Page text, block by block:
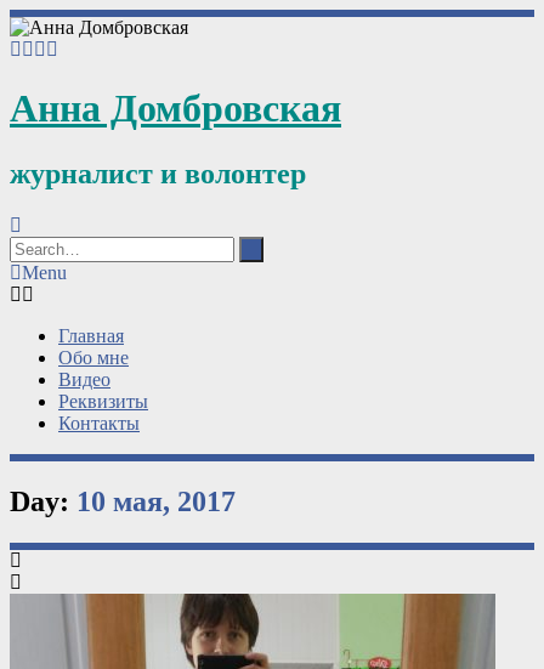
Анна Домбровская
журналист и волонтер
Menu
Главная
Обо мне
Видео
Реквизиты
Контакты
Day: 10 мая, 2017